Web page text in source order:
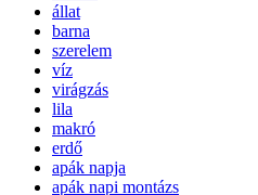
állat
barna
szerelem
víz
virágzás
lila
makró
erdő
apák napja
apák napi montázs